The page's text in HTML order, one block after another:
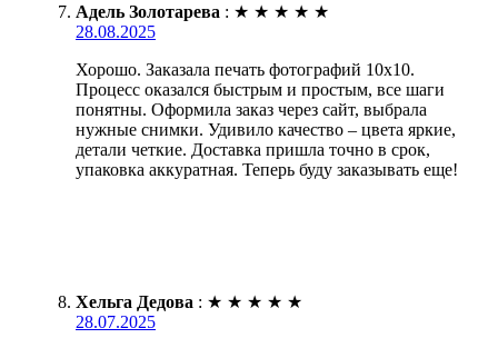
Адель Золотарева : ★ ★ ★ ★ ★
28.08.2025
Хорошо. Заказала печать фотографий 10х10.
Процесс оказался быстрым и простым, все шаги
понятны. Оформила заказ через сайт, выбрала
нужные снимки. Удивило качество – цвета яркие,
детали четкие. Доставка пришла точно в срок,
упаковка аккуратная. Теперь буду заказывать еще!
Хельга Дедова : ★ ★ ★ ★ ★
28.07.2025